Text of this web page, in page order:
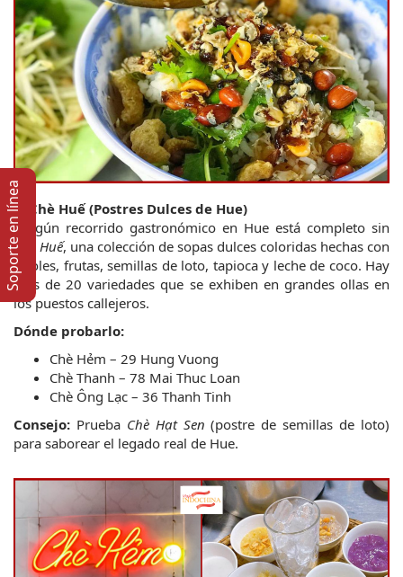
5. Chè Huế (Postres Dulces de Hue)
Chè Huế, una colección de sopas dulces coloridas hechas con
frijoles, frutas, semillas de loto, tapioca y leche de coco. Hay
más de 20 variedades que se exhiben en grandes ollas en
los puestos callejeros.
Dónde probarlo:
Chè Hẻm – 29 Hung Vuong
Chè Thanh – 78 Mai Thuc Loan
Chè Ông Lạc – 36 Thanh Tinh
Consejo: Prueba Chè Hạt Sen (postre de semillas de loto)
para saborear el legado real de Hue.
Soporte en lí­nea